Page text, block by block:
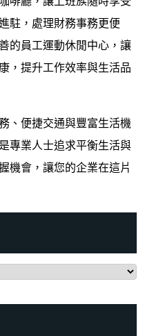
駐，處理財務事務更便
的員工運動休閒中心，讓
，提升工作效率與生活品
、便捷交通與豐富生活機
專業人士追求平衡生活與
機會，讓您的企業在這片